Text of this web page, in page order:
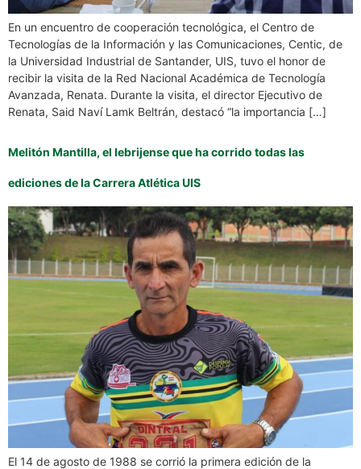
En un encuentro de cooperación tecnológica, el Centro de
Tecnologías de la Información y las Comunicaciones, Centic, de
la Universidad Industrial de Santander, UIS, tuvo el honor de
recibir la visita de la Red Nacional Académica de Tecnología
Avanzada, Renata. Durante la visita, el director Ejecutivo de
Renata, Said Naví Lamk Beltrán, destacó “la importancia […]
Melitón Mantilla, el lebrijense que ha corrido todas las
ediciones de la Carrera Atlética UIS
El 14 de agosto de 1988 se corrió la primera edición de la